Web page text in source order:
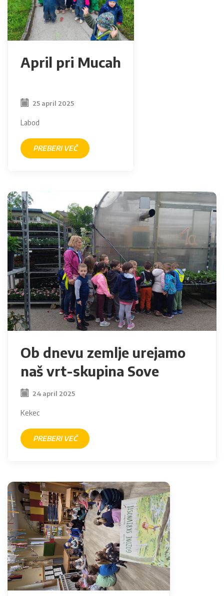
April pri Mucah
25 april 2025
Labod
PREBERI VEČ
Ob dnevu zemlje urejamo
naš vrt-skupina Sove
24 april 2025
Kekec
PREBERI VEČ